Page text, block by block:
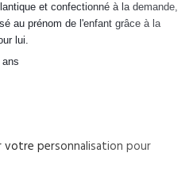
et confectionné à la demande,
au prénom de l'enfant grâce à la
lui.
votre personnalisation pour